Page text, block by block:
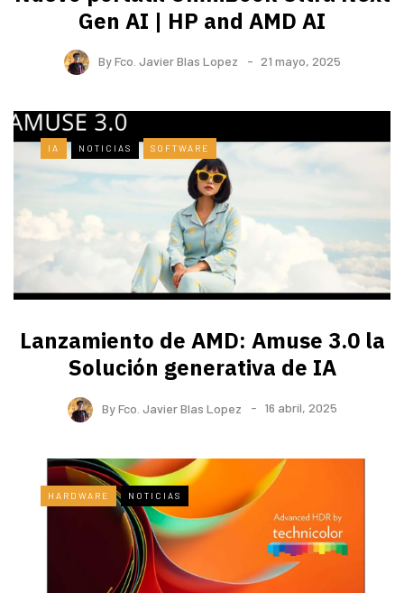
Gen AI | HP and AMD AI
ByFco. Javier Blas Lopez 21 mayo, 2025
IA NOTICIAS SOFTWARE
Lanzamiento de AMD: Amuse 3.0 la
Solución generativa de IA
ByFco. Javier Blas Lopez 16 abril, 2025
HARDWARE NOTICIAS